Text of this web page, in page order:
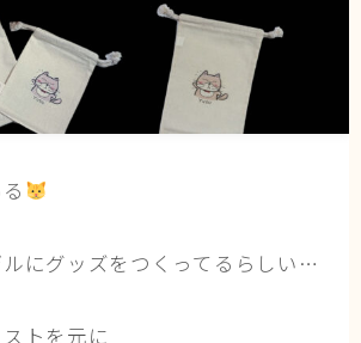
日常
関連
ビアにグッズをつくってるらしい…
トを元に